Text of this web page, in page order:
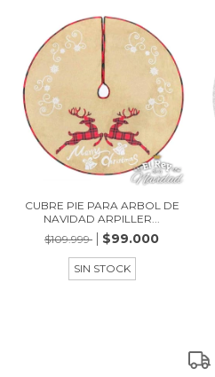
CUBRE PIE PARA ARBOL DE
NAVIDAD ARPILLER...
$109.999
$99.000
SIN STOCK